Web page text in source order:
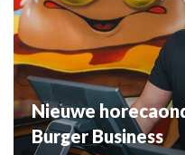
Nieuwe
Burger Business